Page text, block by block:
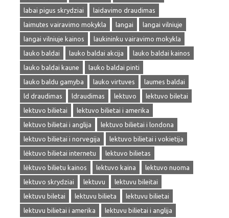
labai pigus skrydziai
laidavimo draudimas
laimutes vairavimo mokykla
langai
langai vilniuje
langai vilniuje kainos
laukininku vairavimo mokykla
lauko baldai
lauko baldai akcija
lauko baldai kainos
lauko baldai kaune
lauko baldai pinti
lauko baldu gamyba
lauko virtuves
laumes baldai
ld draudimas
ldraudimas lektuvo
lektuvo biletai
lektuvo bilietai
lektuvo bilietai i amerika
lektuvo bilietai i anglija
lektuvo bilietai i londona
lektuvo bilietai i norvegija
lektuvo bilietai i vokietija
lėktuvo bilietai internetu
lektuvo bilietas
lėktuvo bilietu kainos
lektuvo kaina
lektuvo nuoma
lektuvo skrydziai
lektuvu
lektuvu bileitai
lektuvu biletai
lektuvu bilieta
lektuvu bilietai
lektuvu bilietai i amerika
lektuvu bilietai i anglija